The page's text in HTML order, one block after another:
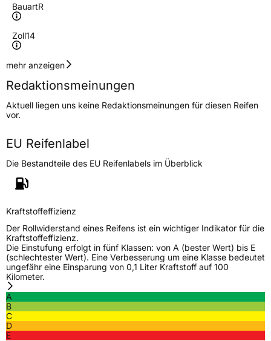
BauartR
Zoll14
Geschwindigkeitsindex
Höchstgeschwindigkeit
190 km/h
Lastindex81
Höchstlast462 kg
Generelle Merkmale
Fahrzeugtyp
VerwendungSommerreifen
ModellnameComfort 2
FahrzeugartPKW & SUV
Weitere Eigenschaften
SchlauchtypTL
ZustandNeureifen
mehr anzeigen
Redaktionsmeinungen
Aktuell liegen uns keine Redaktionsmeinungen für diesen Reifen
vor.
EU Reifenlabel
Die Bestandteile des EU Reifenlabels im Überblick
Kraftstoffeffizienz
Der Rollwiderstand eines Reifens ist ein wichtiger Indikator für die
Kraftstoffeffizienz.
Die Einstufung erfolgt in fünf Klassen: von A (bester Wert) bis E
(schlechtester Wert). Eine Verbesserung um eine Klasse bedeutet
ungefähr eine Einsparung von 0,1 Liter Kraftstoff auf 100
Kilometer.
A
B
C
D
E